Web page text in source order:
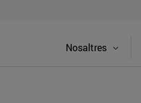
Nosaltres